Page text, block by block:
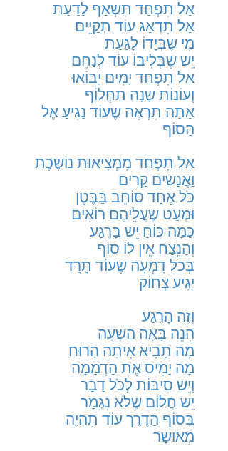
אַל תִפְחַד תִשְאַף לָדַעַת
אַל תִדְאַג עוֹד תְקַיֵים
מִי שֶבְּיָדוֹ לָגַעַת
יֵש שֶבְּלִיבּוֹ עוֹד לְנַחֵם
אַל תִפְחַד יָמִים יָבוֹאוּ
וְעוֹנוֹת שָנָה תַחְלוֹף
אַתָה תִרְאֶה שֶעוֹד נַגִיעַ אֶל
הַסוֹף
אַל תִפְחַד מִמְצִיאוּת נוֹשֶכֶת
וַאֲנָשִים קָרִים
כֹּל אֶחָד סוֹחֵב בַּבֶּטֶן
וּמְעַט שֶעֲלֵיהֶם רוֹאִים
כַּמָה כּוֹחַ יֵש בָּרֶגַע
וְהַנֵצַח אֵין לוֹ סוֹף
בְּכֹל דִמְעָה שֶעוֹד תֵרֵד
יַגִיעַ צְחוֹק
וְזֶה הָרֶגַע
הִנֵה בָּאָה הַשָעָה
מָה תָבִיא אִיתָה הָרוּחַ
מָה יָמִיס אֶת הַדְמָמָה
וְיֵש סִיבּוֹת לְכֹל דָבָר
יֵש חֲלוֹם שֶלֹא נִגְמָר
בְּסוֹף הַדֶרֶך עוֹד תִהְיֶה
מְאוּשָר